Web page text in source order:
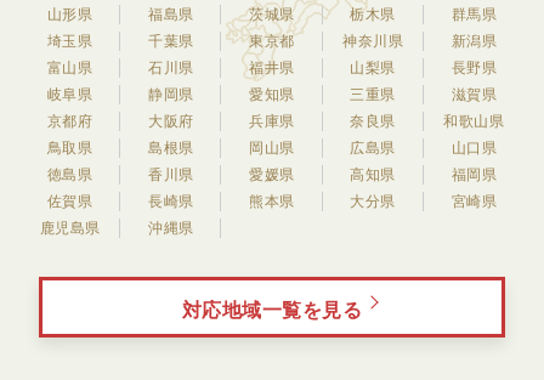
山形県
福島県 茨城県 栃木県
群馬県
埼玉県
千葉県 東京都 神奈川県
新潟県
富山県
石川県 福井県 山梨県
長野県
岐阜県
静岡県 愛知県 三重県
滋賀県
京都府
大阪府 兵庫県 奈良県
和歌山県
鳥取県
島根県 岡山県 広島県
山口県
徳島県
香川県 愛媛県 高知県
福岡県
佐賀県
長崎県 熊本県 大分県
宮崎県
鹿児島県
沖縄県
対応地域一覧を見る